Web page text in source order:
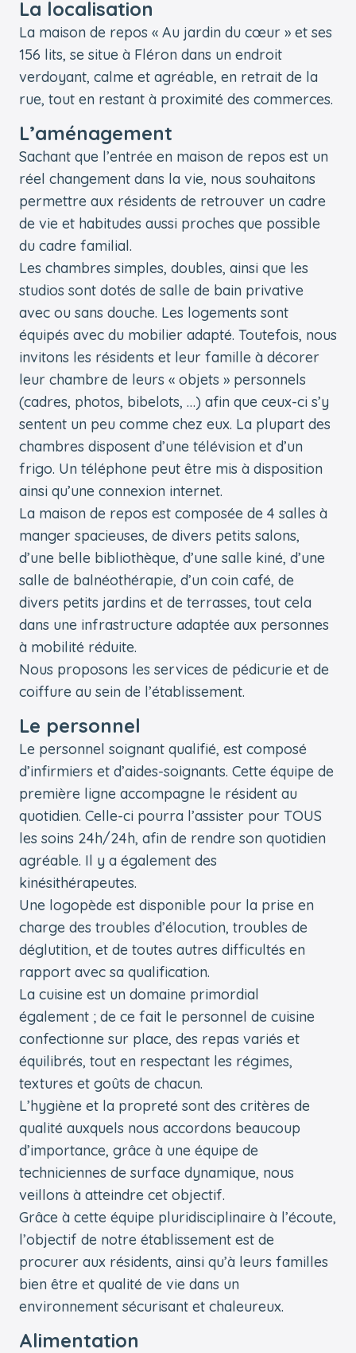
La localisation
La maison de repos « Au jardin du cœur » et ses
156 lits, se situe à Fléron dans un endroit
verdoyant, calme et agréable, en retrait de la
rue, tout en restant à proximité des commerces.
L’aménagement
Sachant que l’entrée en maison de repos est un
réel changement dans la vie, nous souhaitons
permettre aux résidents de retrouver un cadre
de vie et habitudes aussi proches que possible
du cadre familial.
Les chambres simples, doubles, ainsi que les
studios sont dotés de salle de bain privative
avec ou sans douche. Les logements sont
équipés avec du mobilier adapté. Toutefois, nous
invitons les résidents et leur famille à décorer
leur chambre de leurs « objets » personnels
(cadres, photos, bibelots, …) afin que ceux-ci s’y
sentent un peu comme chez eux. La plupart des
chambres disposent d’une télévision et d’un
frigo. Un téléphone peut être mis à disposition
ainsi qu’une connexion internet.
La maison de repos est composée de 4 salles à
manger spacieuses, de divers petits salons,
d’une belle bibliothèque, d’une salle kiné, d’une
salle de balnéothérapie, d’un coin café, de
divers petits jardins et de terrasses, tout cela
dans une infrastructure adaptée aux personnes
à mobilité réduite.
Nous proposons les services de pédicurie et de
coiffure au sein de l’établissement.
Le personnel
Le personnel soignant qualifié, est composé
d’infirmiers et d’aides-soignants. Cette équipe de
première ligne accompagne le résident au
quotidien. Celle-ci pourra l’assister pour TOUS
les soins 24h/24h, afin de rendre son quotidien
agréable. Il y a également des
kinésithérapeutes.
Une logopède est disponible pour la prise en
charge des troubles d’élocution, troubles de
déglutition, et de toutes autres difficultés en
rapport avec sa qualification.
La cuisine est un domaine primordial
également ; de ce fait le personnel de cuisine
confectionne sur place, des repas variés et
équilibrés, tout en respectant les régimes,
textures et goûts de chacun.
L’hygiène et la propreté sont des critères de
qualité auxquels nous accordons beaucoup
d’importance, grâce à une équipe de
techniciennes de surface dynamique, nous
veillons à atteindre cet objectif.
Grâce à cette équipe pluridisciplinaire à l’écoute,
l’objectif de notre établissement est de
procurer aux résidents, ainsi qu’à leurs familles
bien être et qualité de vie dans un
environnement sécurisant et chaleureux.
Alimentation